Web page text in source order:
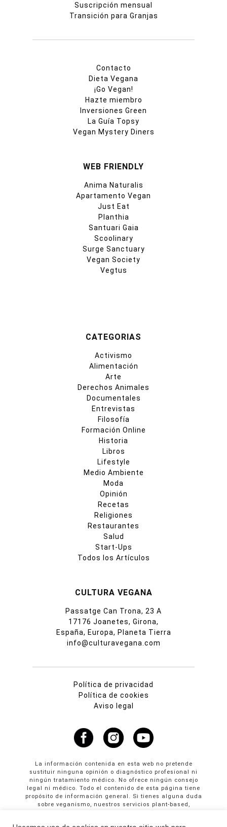
Suscripción mensual
Transición para Granjas
Contacto
Dieta Vegana
¡Go Vegan!
Hazte miembro
Inversiones Green
La Guía Topsy
Vegan Mystery Diners
WEB FRIENDLY
Anima Naturalis
Apartamento Vegan
Just Eat
Planthia
Santuari Gaia
Scoolinary
Surge Sanctuary
Vegan Society
Vegtus
CATEGORIAS
Activismo
Alimentación
Arte
Derechos Animales
Documentales
Entrevistas
Filosofía
Formación Online
Historia
Libros
Lifestyle
Medio Ambiente
Moda
Opinión
Recetas
Religiones
Restaurantes
Salud
Start-Ups
Todos los Artículos
CULTURA VEGANA
Passatge Can Trona, 23 A
17176 Joanetes, Girona,
España, Europa, Planeta Tierra
info@culturavegana.com
Política de privacidad
Política de cookies
Aviso legal
La información contenida en esta web no pretende
sustituir ninguna opinión o diagnóstico profesional ni
ningún tratamiento médico. No ofrece ningún consejo
legal ni médico. Todo el contenido de esta página tiene
propósito de información general. Si tienes alguna duda
sobre veganismo, nuestros servicios plant-based,